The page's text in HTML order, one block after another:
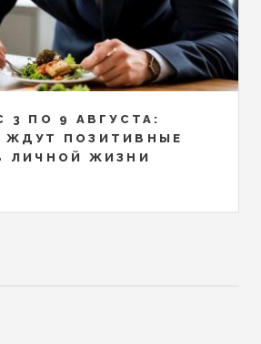
3 ПО 9 АВГУСТА:
ЖДУТ ПОЗИТИВНЫЕ
ЛИЧНОЙ ЖИЗНИ